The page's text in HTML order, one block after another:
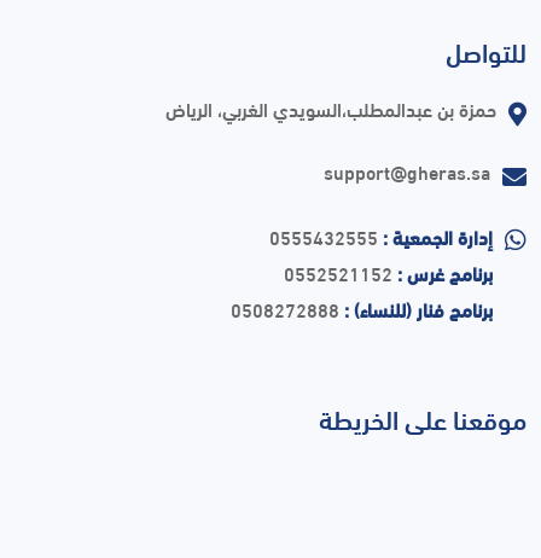
للتواصل
حمزة بن عبدالمطلب،السويدي الغربي، الرياض
support@gheras.sa
إدارة الجمعية : 0555432555
برنامج غرس : 0552521152
برنامج فنار (للنساء) : 0508272888
موقعنا على الخريطة